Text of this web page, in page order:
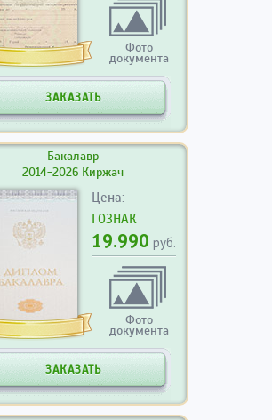
Фото
документа
ЗАКАЗАТЬ
Бакалавр
2014-2026 Киржач
Цена:
ГОЗНАК
19.990 руб.
Фото
документа
ЗАКАЗАТЬ